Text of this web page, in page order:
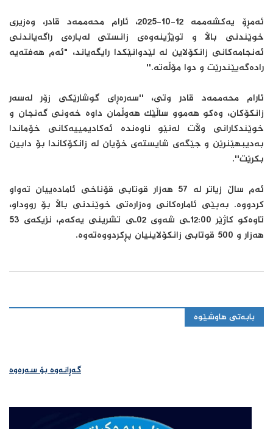
ئەمڕۆ یەکشەممە 12-10-2025، ئارام محەممەد قادر، وەزیری
خوێندنی باڵا و توێژینەوەی زانستی لەبارەی راگەیاندنی
ئەنجامەکانی زانکۆلاین لە لێدوانێکدا رایگەیاند، "ئەم هەفتەیە
رادەگەیێندرێت و دوا مۆڵەتە.''
ئارام محەممەد قادر وتی، ''سەرەڕای گوشارێکی زۆر لەسەر
زانکۆکان، وەکو هەموو ساڵێک هەوڵمان داوە خەونی گەنجان و
خوێندکارانی وڵات لەنێو ناوەندە ئەکادیمییەکانی خۆماندا
بەدیبهێنرێن و جێگەی شایستەی خۆیان لە زانکۆکاندا بۆ دابین
بکرێت''.
ئەم ساڵ زیاتر لە 57 هەزار قوتابی قۆناخی ئامادەییان تەواو
کردووە. بەپێی ئامارەکانی وەزارەتی خوێندنی باڵا بۆ رووداو،
تاوەکو کاژێر 12:00ـی شەوی 02ـی تشرینی یەکەم، نزیکەی 53
هەزار و 500 قوتابی زانکۆلاینیان پڕکردووەتەوە.
بابەتی هاوشێوە
گەڕانەوە بۆ سەرەوە